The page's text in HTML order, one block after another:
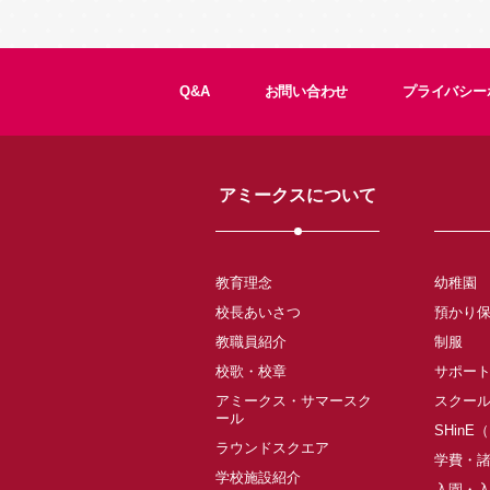
Q&A お問い合わせ プライバシ
アミークスについて
教育理念
校長あいさつ
教職員紹介
校歌・校章
アミークス・サマースク
ール
ラウンドスクエア
学校施設紹介
幼稚園
預かり
制服
サポー
スクー
SHinE
学費・